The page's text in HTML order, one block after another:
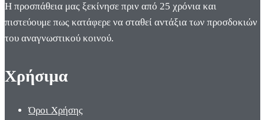
Η προσπάθεια μας ξεκίνησε πριν από 25 χρόνια και
πιστεύουμε πως κατάφερε να σταθεί αντάξια των προσδοκιών
του αναγνωστικού κοινού.
Χρήσιμα
Όροι Χρήσης